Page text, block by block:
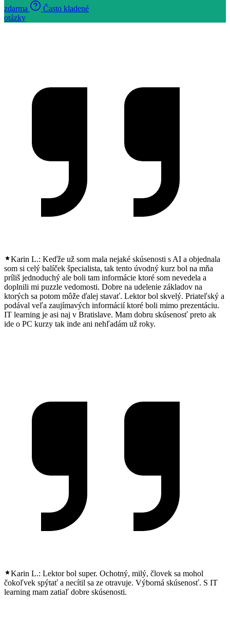
zdarma
Často kladené
otázky
Karin L.: Keďže už som mala nejaké skúsenosti s AI a objednala
som si celý balíček špecialista, tak tento úvodný kurz bol na mňa
príliš jednoduchý ale boli tam informácie ktoré som nevedela a
doplnili mi puzzle vedomosti. Dobre na udelenie základov na
ktorých sa potom môže ďalej stavať. Lektor bol skvelý. Priateľský a
podával veľa zaujímavých informácií ktoré boli mimo prezentáciu.
IT learning je asi naj v Bratislave. Mam dobru skúsenosť preto ak
ide o PC kurzy tak inde ani nehľadám už roky.
Karin L.: Lektor bol super. Ochotný, milý, človek sa mohol
čokoľvek spýtať a necítil sa ze otravuje. Výborná skúsenosť. S IT
learning mam zatiaľ dobre skúsenosti.